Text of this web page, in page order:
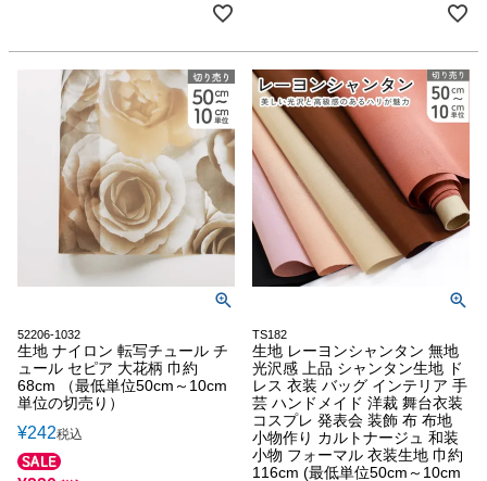
52206-1032
生地 ナイロン 転写チュール チ
ュール セピア 大花柄 巾約
68cm （最低単位50cm～10cm
単位の切売り）
¥242税込
TS182
生地 レーヨンシャンタン 無地
光沢感 上品 シャンタン生地 ド
レス 衣装 バッグ インテリア 手
芸 ハンドメイド 洋裁 舞台衣装
コスプレ 発表会 装飾 布 布地
小物作り カルトナージュ 和装
小物 フォーマル 衣装生地 巾約
116cm (最低単位50cm～10cm